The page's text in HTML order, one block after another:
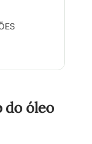
do óleo